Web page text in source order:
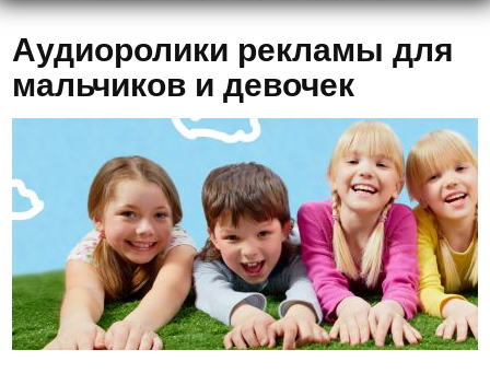
Аудиоролики рекламы для
мальчиков и девочек